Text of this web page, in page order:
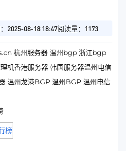
2025-08-18 18:47阅读量：1173
杭州服务器 温州bgp 浙江bgp
机香港服务器 韩国服务器温州电信
温州龙港BGP 温州BGP 温州电信